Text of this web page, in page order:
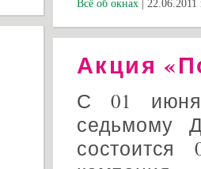
Всё об окнах | 22.06.2011
Акция
С 01
седьмому
состоится